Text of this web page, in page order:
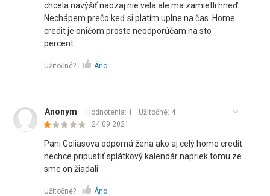
chcela navýšiť naozaj nie vela ale ma zamietli hneď.
Nechápem prečo keď si platím uplne na čas. Home
credit je oničom proste neodporúčam na sto
percent.
Užitočné? Áno
Anonym Hodnotenia: 1 Užitočné: 4
24.09.2021
Pani Goliasova odporná žena ako aj celý home credit
nechce pripustiť splátkový kalendár napriek tomu ze
sme on žiadali
Užitočné? Áno